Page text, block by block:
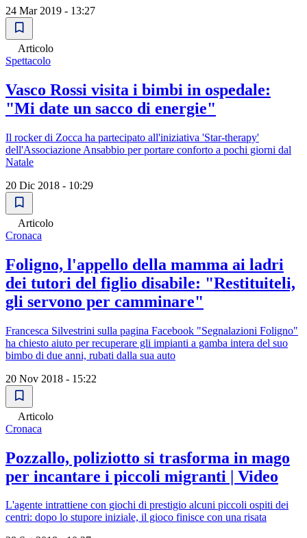
24 Mar 2019 - 13:27
Articolo
Spettacolo
Vasco Rossi visita i bimbi in ospedale:
"Mi date un sacco di energie"
Il rocker di Zocca ha partecipato all'iniziativa 'Star-therapy'
dell'Associazione Ansabbio per portare conforto a pochi giorni dal
Natale
20 Dic 2018 - 10:29
Articolo
Cronaca
Foligno, l'appello della mamma ai ladri
dei tutori del figlio disabile: "Restituiteli,
gli servono per camminare"
Francesca Silvestrini sulla pagina Facebook "Segnalazioni Foligno"
ha chiesto aiuto per recuperare gli impianti a gamba intera del suo
bimbo di due anni, rubati dalla sua auto
20 Nov 2018 - 15:22
Articolo
Cronaca
Pozzallo, poliziotto si trasforma in mago
per incantare i piccoli migranti | Video
L'agente intrattiene con giochi di prestigio alcuni piccoli ospiti dei
centri: dopo lo stupore iniziale, il gioco finisce con una risata